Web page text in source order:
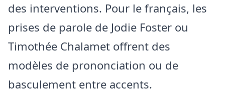
des interventions. Pour le français, les
prises de parole de Jodie Foster ou
Timothée Chalamet offrent des
modèles de prononciation ou de
basculement entre accents.